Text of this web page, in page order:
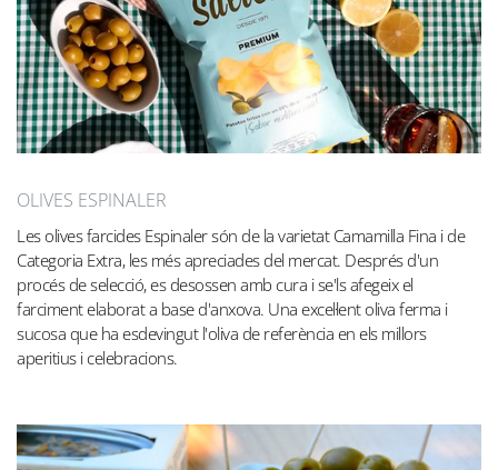
OLIVES ESPINALER
Les olives farcides Espinaler són de la varietat Camamilla Fina i de
Categoria Extra, les més apreciades del mercat. Després d'un
procés de selecció, es desossen amb cura i se'ls afegeix el
farciment elaborat a base d'anxova. Una excel·lent oliva ferma i
sucosa que ha esdevingut l'oliva de referència en els millors
aperitius i celebracions.